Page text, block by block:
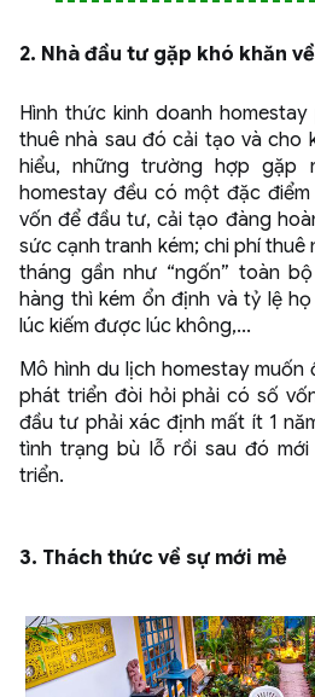
2. Nhà đầu tư gặp khó khăn
Hình thức kinh doanh
thuê nhà sau đó cải tạo và cho
hiểu, những trường hợp
homestay đều có một đặc
vốn để đầu tư, cải tạo đàng
sức cạnh tranh kém; chi phí thuê
tháng gần như “ngốn” toàn
hàng thì kém ổn định và tỷ lệ
lúc kiếm được lúc không,...
Mô hình du lịch homestay
phát triển đòi hỏi phải có số
đầu tư phải xác định mất ít 1
tình trạng bù lỗ rồi sau đó
triển.
3. Thách thức về sự mới mẻ